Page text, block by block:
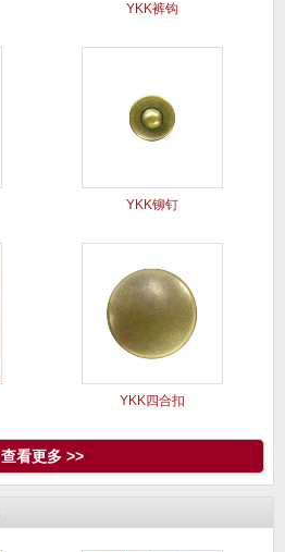
YKK裤钩
YKK铆钉
YKK四合扣
查看更多 >>